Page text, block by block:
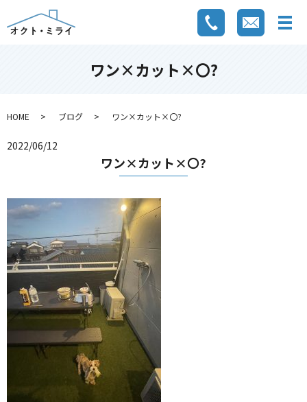
ワン×カット×〇?
HOME ブログ ワン×カット×〇?
2022/06/12
ワン×カット×〇?